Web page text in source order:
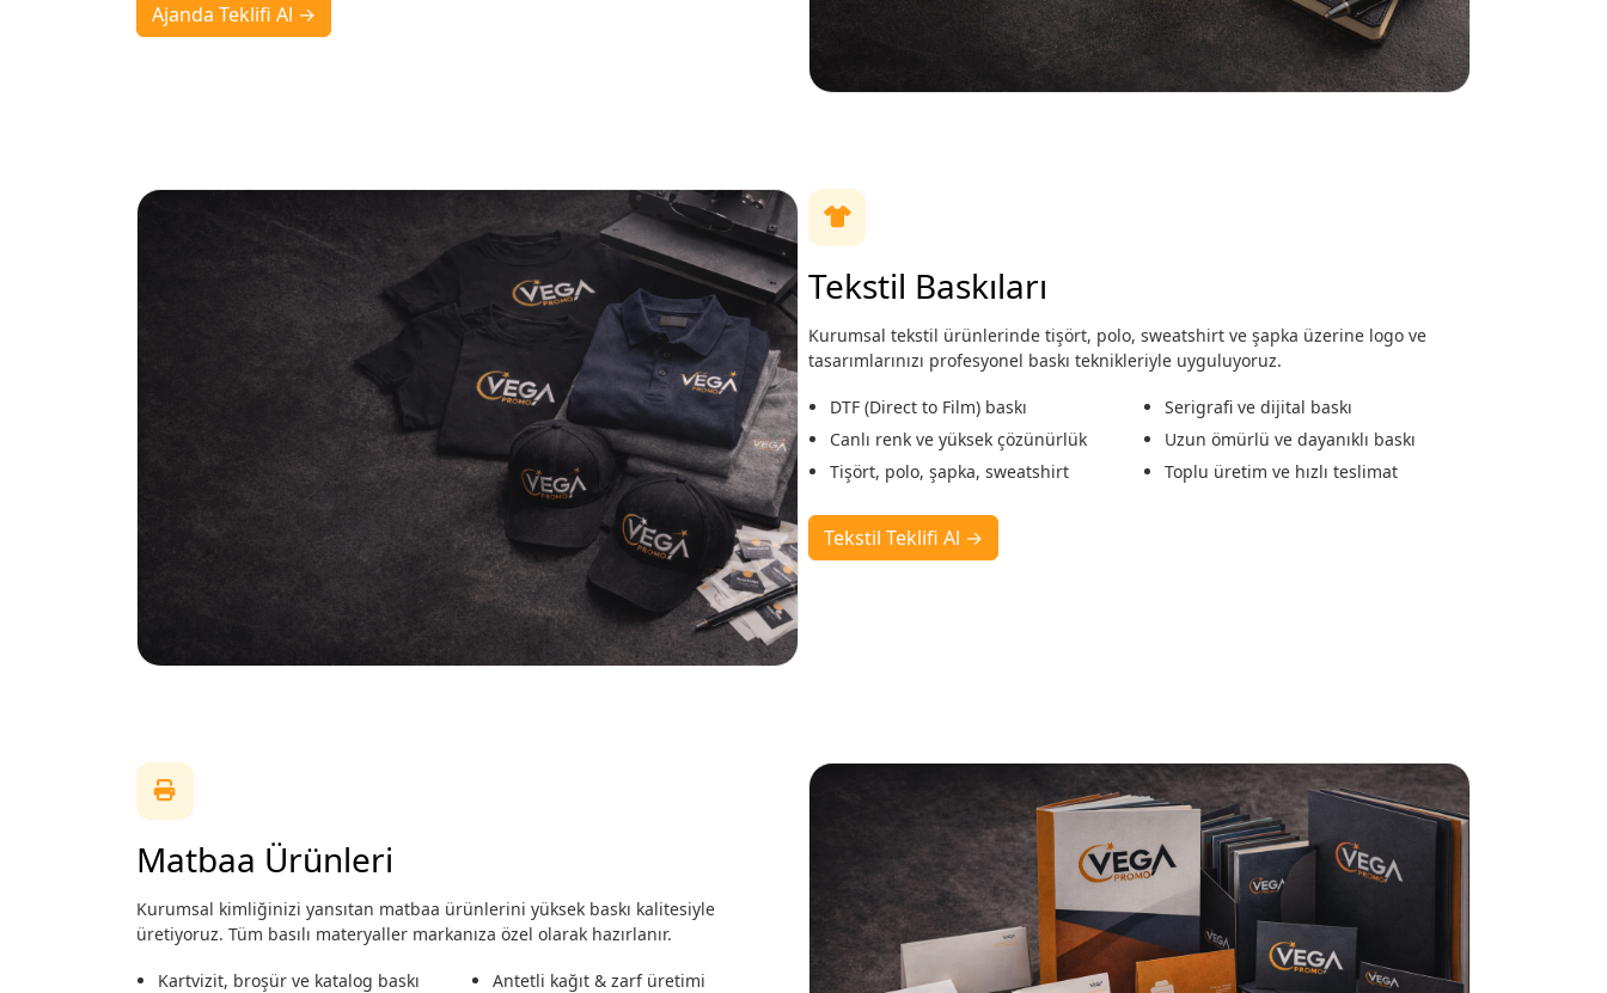
Ajanda Teklifi Al →
Tekstil Baskıları
Kurumsal tekstil ürünlerinde tişört, polo, sweatshirt ve şapka üzerine logo ve
tasarımlarınızı profesyonel baskı teknikleriyle uyguluyoruz.
DTF (Direct to Film) baskı
Serigrafi ve dijital baskı
Canlı renk ve yüksek çözünürlük
Uzun ömürlü ve dayanıklı baskı
Tişört, polo, şapka, sweatshirt
Toplu üretim ve hızlı teslimat
Tekstil Teklifi Al →
Matbaa Ürünleri
Kurumsal kimliğinizi yansıtan matbaa ürünlerini yüksek baskı kalitesiyle
üretiyoruz. Tüm basılı materyaller markanıza özel olarak hazırlanır.
Kartvizit, broşür ve katalog baskı
Antetli kağıt & zarf üretimi